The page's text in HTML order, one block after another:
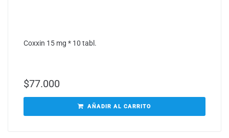
Coxxin 15 mg * 10 tabl.
$77.000
AÑADIR AL CARRITO